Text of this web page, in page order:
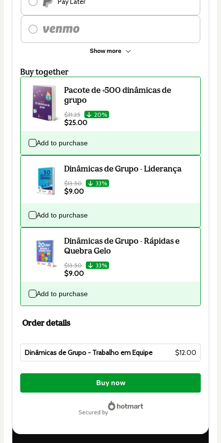
Show more
Buy together
Pacote de +500 dinâmicas de
grupo
$31.25 20%
$25.00
Add to purchase
Dinâmicas de Grupo - Liderança
$13.50 33%
$9.00
Add to purchase
Dinâmicas de Grupo - Rápidas e
Quebra Gelo
$13.50 33%
$9.00
Add to purchase
Order details
Dinâmicas de Grupo - Trabalho em Equipe $12.00
Total
$12.00
Buy now
secured by